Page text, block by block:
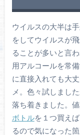
ウイルスの大半は
をしてウイルスが
ることが多いと言
用アルコールを常
に直接入れても大
メ。色々試しまし
落ち着きました。
ボトルを１つ買え
るので気になった